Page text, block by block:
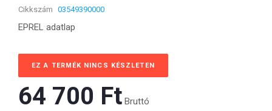
Cikkszám 03549390000
EPREL adatlap
EZ A TERMÉK NINCS KÉSZLETEN
64 700 Ft‎ Bruttó